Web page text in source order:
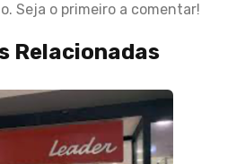
Seja o primeiro a comentar!
Relacionadas